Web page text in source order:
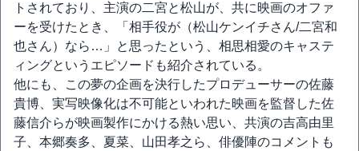
トされており、主演の二宮と松山が、共に映画のオファ
ーを受けたとき、「相手役が（松山ケンイチさん/二宮和
也さん）なら…」と思ったという、相思相愛のキャステ
ィングというエピソードも紹介されている。
他にも、この夢の企画を決行したプロデューサーの佐藤
貴博、実写映像化は不可能といわれた映画を監督した佐
藤信介らが映画製作にかける熱い思い、共演の吉高由里
子、本郷奏多、夏菜、山田孝之ら、俳優陣のコメントも